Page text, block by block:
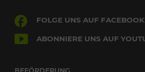
FOLGE UNS AUF FACEBOOK
ABONNIERE UNS AUF